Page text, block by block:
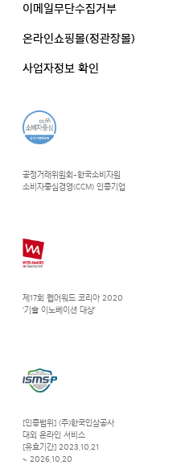
공정거래위원회-한국소비자원
소비자중심경영(CCM) 인증기업
제17회 웹어워드 코리아 2020
‘기술 이노베이션 대상’
[인증범위] (주)한국인삼공사
대외 온라인 서비스
[유효기간] 2023.10.21
~ 2026.10.20
이메일무단수집거부
온라인쇼핑몰(정관장몰)
사업자정보 확인